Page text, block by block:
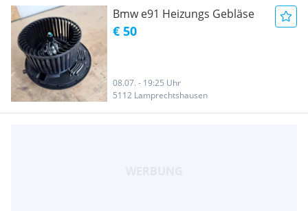
Bmw e91 Heizungs Gebläse
€ 50
08.07. - 19:25 Uhr
5112 Lamprechtshausen